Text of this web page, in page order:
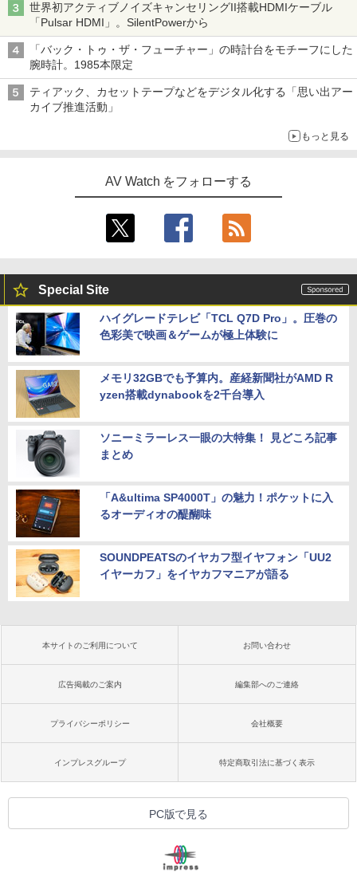
世界初アクティブノイズキャンセリングII搭載HDMIケーブル
「Pulsar HDMI」。SilentPowerから
「バック・トゥ・ザ・フューチャー」の時計台をモチーフにした
腕時計。1985本限定
ティアック、カセットテープなどをデジタル化する「思い出アー
カイブ推進活動」
もっと見る
AV Watch をフォローする
Special Site
ハイグレードテレビ「TCL Q7D Pro」。圧巻の
色彩美で映画＆ゲームが極上体験に
メモリ32GBでも予算内。産経新聞社がAMD R
yzen搭載dynabookを2千台導入
ソニーミラーレス一眼の大特集！ 見どころ記事
まとめ
「A&ultima SP4000T」の魅力！ポケットに入
るオーディオの醍醐味
SOUNDPEATSのイヤカフ型イヤフォン「UU2
イヤーカフ」をイヤカフマニアが語る
本サイトのご利用について お問い合わせ
広告掲載のご案内 編集部へのご連絡
プライバシーポリシー 会社概要
インプレスグループ 特定商取引法に基づく表示
PC版で見る